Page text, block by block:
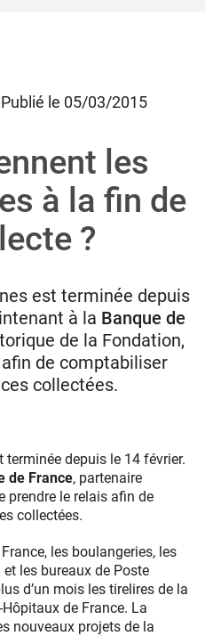
Publié le 05/03/2015
les
à la fin de
?
est terminée depuis
à la Banque de
de la Fondation,
de comptabiliser
collectées.
terminée depuis le 14 février.
de France, partenaire
prendre le relais afin de
collectées.
les boulangeries, les
les bureaux de Poste
d’un mois les tirelires de la
de France. La
nouveaux projets de la